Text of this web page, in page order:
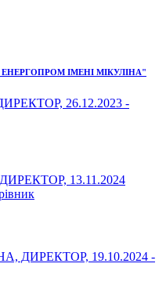
ІМЕНІ МІКУЛІНА"
26.12.2023 -
13.11.2024
ДИРЕКТОР, 19.10.2024 -